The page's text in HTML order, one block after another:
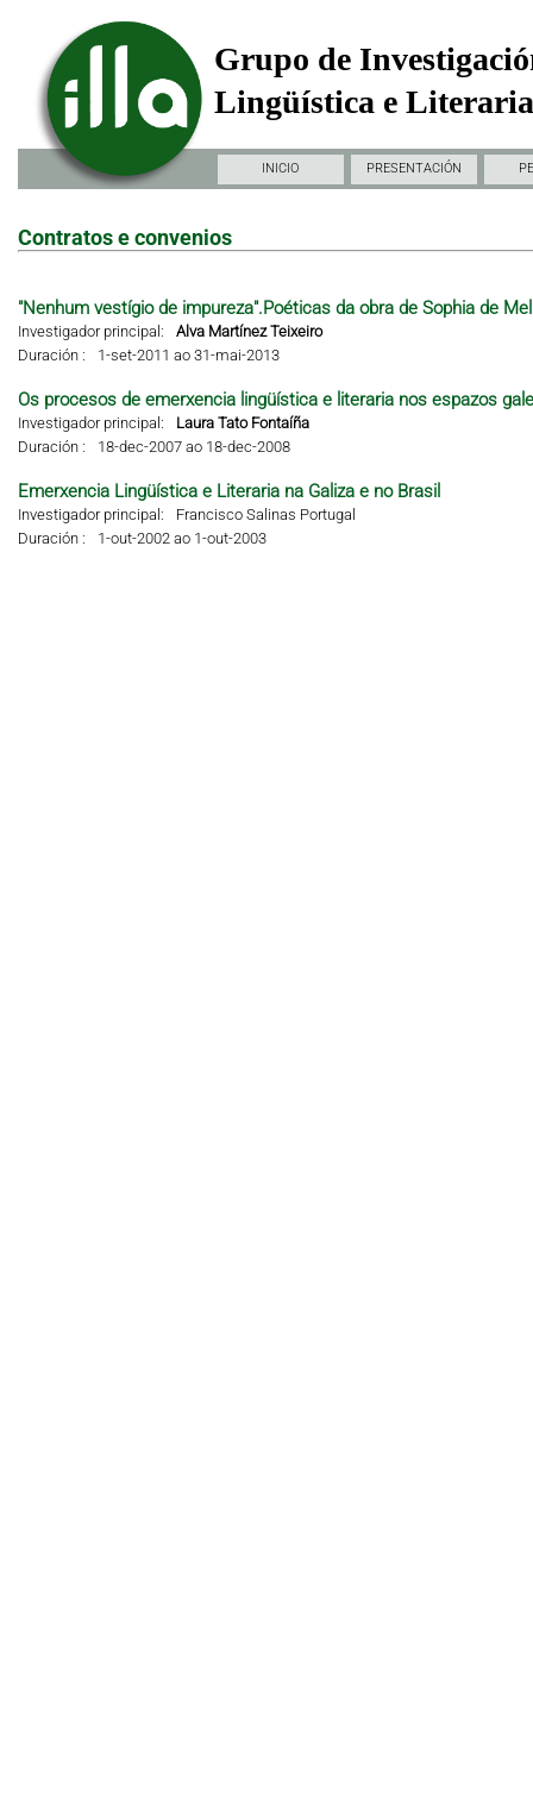
Grupo de
Lingüística e
INICIO PRESENTACIÓN
Contratos e convenios
"Nenhum vestígio de impureza".Poéticas da obra de Sophia de
Investigador principal:
Alva Martínez Teixeiro
Duración :
1-set-2011 ao 31-mai-2013
Os procesos de emerxencia lingüística e literaria nos espazos
Investigador principal:
Laura Tato Fontaíña
Duración :
18-dec-2007 ao 18-dec-2008
Emerxencia Lingüística e Literaria na Galiza e no Brasil
Investigador principal:
Francisco Salinas Portugal
Duración :
1-out-2002 ao 1-out-2003